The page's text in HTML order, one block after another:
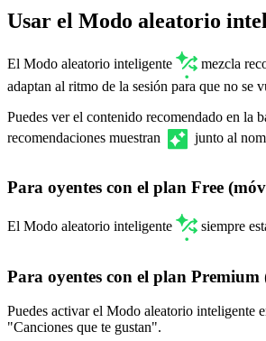
Usar el Modo aleatorio
El Modo aleatorio inteligente
mezcla
adaptan al ritmo de la sesión para que no se
Puedes ver el contenido recomendado en la
recomendaciones muestran
junto al
Para oyentes con el plan Free
El Modo aleatorio inteligente siempre
Para oyentes con el plan
Puedes activar el Modo aleatorio inteligente
"Canciones que te gustan".